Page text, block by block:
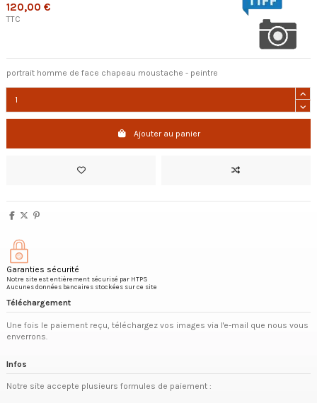
120,00 €
TTC
portrait homme de face chapeau moustache - peintre
Ajouter au panier
Garanties sécurité
Notre site est entièrement sécurisé par HTPS
Aucunes données bancaires stockées sur ce site
Téléchargement
Une fois le paiement reçu, téléchargez vos images via l'e-mail que nous vous
enverrons.
Infos
Notre site accepte plusieurs formules de paiement :